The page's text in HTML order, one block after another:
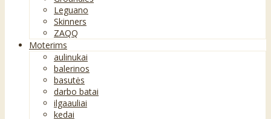
Leguano
Skinners
ZAQQ
Moterims
aulinukai
balerinos
basutės
darbo batai
ilgaauliai
kedai